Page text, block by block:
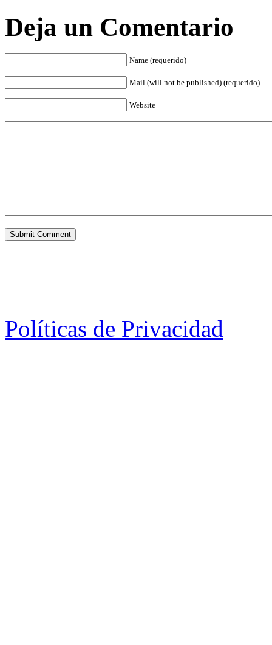
Deja un Comentario
Name (requerido)
Mail (will not be published) (requerido)
Website
Políticas de Privacidad